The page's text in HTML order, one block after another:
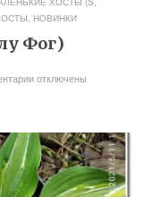
НОВИНКИ
Фог)
отключены